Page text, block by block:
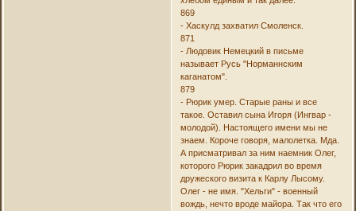
869
- Хаскулд захватил Смоленск.
871
- Людовик Немецкий в письме
называет Русь "Норманнским
каганатом".
879
- Рюрик умер. Старые раны и все
такое. Оставил сына Игоря (Ингвар -
молодой). Настоящего имени мы не
знаем. Короче говоря, малолетка. Мда.
А присматривал за ним наемник Олег,
которого Рюрик закадрил во время
дружеского визита к Карлу Лысому.
Олег - не имя. "Хельги" - военный
вождь, нечто вроде майора. Так что его